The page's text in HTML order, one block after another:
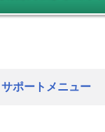
サポートメニュー